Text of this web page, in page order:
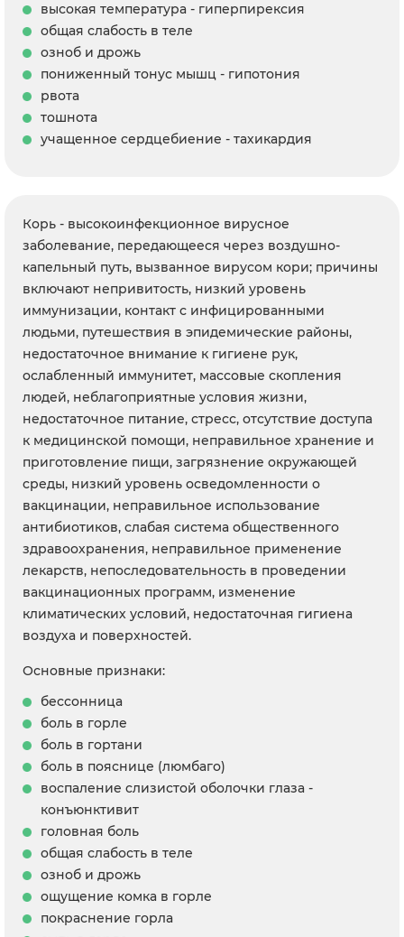
высокая температура - гиперпирексия
общая слабость в теле
озноб и дрожь
пониженный тонус мышц - гипотония
рвота
тошнота
учащенное сердцебиение - тахикардия
Корь - высокоинфекционное вирусное
заболевание, передающееся через воздушно-
капельный путь, вызванное вирусом кори; причины
включают непривитость, низкий уровень
иммунизации, контакт с инфицированными
людьми, путешествия в эпидемические районы,
недостаточное внимание к гигиене рук,
ослабленный иммунитет, массовые скопления
людей, неблагоприятные условия жизни,
недостаточное питание, стресс, отсутствие доступа
к медицинской помощи, неправильное хранение и
приготовление пищи, загрязнение окружающей
среды, низкий уровень осведомленности о
вакцинации, неправильное использование
антибиотиков, слабая система общественного
здравоохранения, неправильное применение
лекарств, непоследовательность в проведении
вакцинационных программ, изменение
климатических условий, недостаточная гигиена
воздуха и поверхностей.
Основные признаки:
бессонница
боль в горле
боль в гортани
боль в пояснице (люмбаго)
воспаление слизистой оболочки глаза -
конъюнктивит
головная боль
общая слабость в теле
озноб и дрожь
ощущение комка в горле
покраснение горла